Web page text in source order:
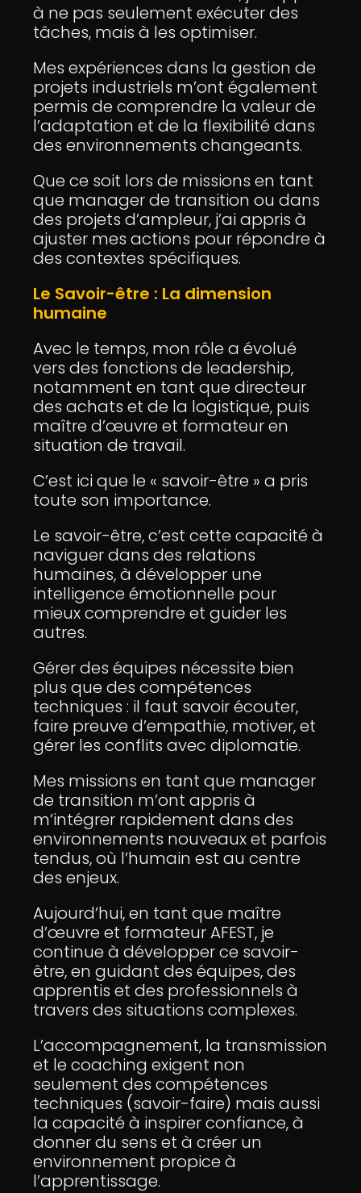
à ne pas seulement exécuter des
tâches, mais à les optimiser.
Mes expériences dans la gestion de
projets industriels m’ont également
permis de comprendre la valeur de
l’adaptation et de la flexibilité dans
des environnements changeants.
Que ce soit lors de missions en tant
que manager de transition ou dans
des projets d’ampleur, j’ai appris à
ajuster mes actions pour répondre à
des contextes spécifiques.
Le Savoir-être : La dimension
humaine
Avec le temps, mon rôle a évolué
vers des fonctions de leadership,
notamment en tant que directeur
des achats et de la logistique, puis
maître d’œuvre et formateur en
situation de travail.
C’est ici que le « savoir-être » a pris
toute son importance.
Le savoir-être, c’est cette capacité à
naviguer dans des relations
humaines, à développer une
intelligence émotionnelle pour
mieux comprendre et guider les
autres.
Gérer des équipes nécessite bien
plus que des compétences
techniques : il faut savoir écouter,
faire preuve d’empathie, motiver, et
gérer les conflits avec diplomatie.
Mes missions en tant que manager
de transition m’ont appris à
m’intégrer rapidement dans des
environnements nouveaux et parfois
tendus, où l’humain est au centre
des enjeux.
Aujourd’hui, en tant que maître
d’œuvre et formateur AFEST, je
continue à développer ce savoir-
être, en guidant des équipes, des
apprentis et des professionnels à
travers des situations complexes.
L’accompagnement, la transmission
et le coaching exigent non
seulement des compétences
techniques (savoir-faire) mais aussi
la capacité à inspirer confiance, à
donner du sens et à créer un
environnement propice à
l’apprentissage.